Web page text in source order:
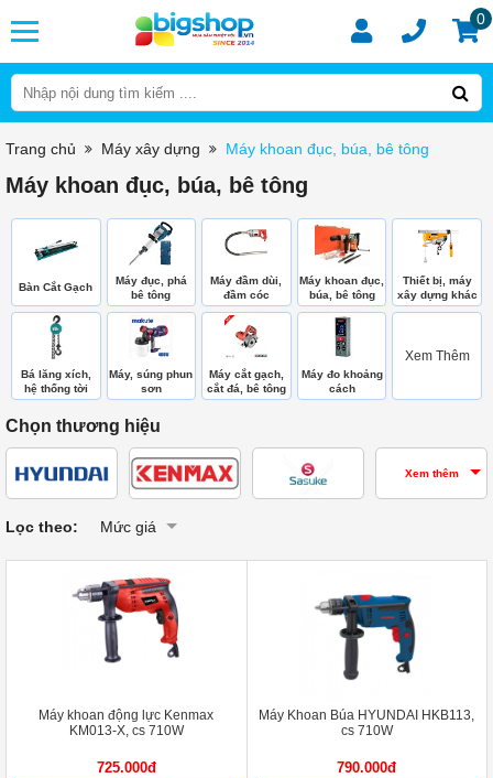
0
Trang chủ Máy xây dựng Máy khoan đục, búa, bê tông
Máy khoan đục, búa, bê tông
Bàn Cắt Gạch
Máy đục, phá
bê tông
Máy đầm dùi,
đầm cóc
Máy khoan đục,
búa, bê tông
Thiết bị, máy
xây dựng khác
Bá lăng xích,
hệ thống tời
Máy, súng phun
sơn
Máy cắt gạch,
cắt đá, bê tông
Máy đo khoảng
cách
Xem Thêm
Chọn thương hiệu
Xem thêm
Lọc theo: Mức giá
Máy khoan động lực Kenmax
KM013-X, cs 710W
725.000đ
Máy Khoan Búa HYUNDAI HKB113,
cs 710W
790.000đ